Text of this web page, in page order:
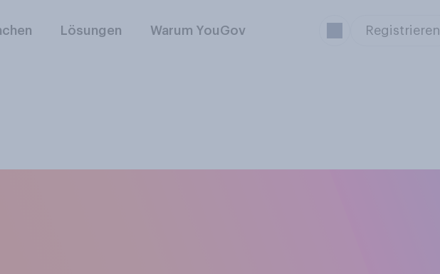
Lösungen Warum YouGov Registrieren